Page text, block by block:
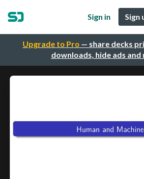
Upgrade to Pro — share decks
downloads, hide ads and
Sign in Sign